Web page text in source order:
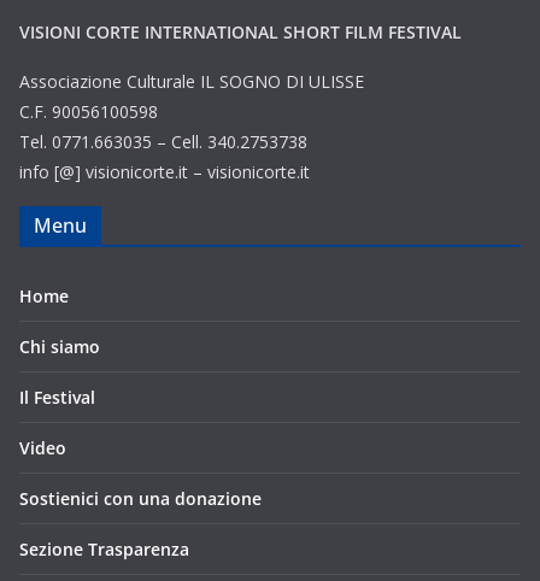
VISIONI CORTE INTERNATIONAL SHORT FILM FESTIVAL
Associazione Culturale IL SOGNO DI ULISSE
C.F. 90056100598
Tel. 0771.663035 – Cell. 340.2753738
info [@] visionicorte.it – visionicorte.it
Menu
Home
Chi siamo
Il Festival
Video
Sostienici con una donazione
Sezione Trasparenza